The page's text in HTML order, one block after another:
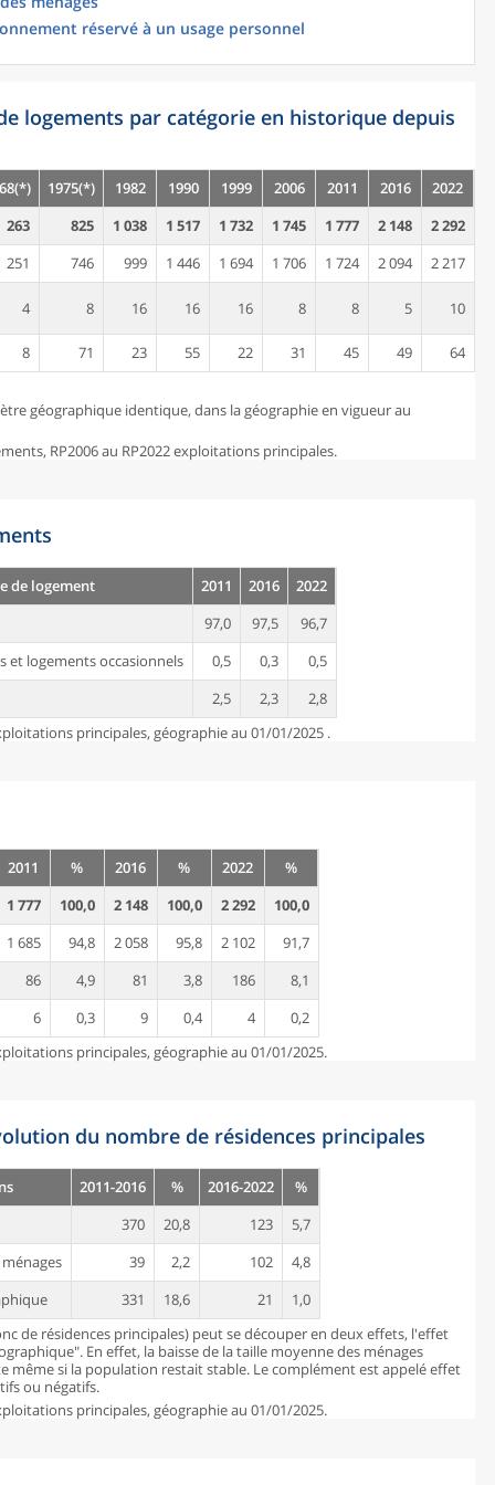
réservé à un usage personnel
logements par catégorie en historique depuis
1975(*) 1982 1990 1999 2006 2011 2016
2022
263
825 1 038 1 517 1 732 1 745 1 777 2 148
2 292
251
746 999 1 446 1 694 1 706 1 724 2 094 2 217
4 8 16 16 16 8 8 5 10
8 71 23 55 22 31 45 49 64
géographique identique, dans la géographie en vigueur au
RP2006 au RP2022 exploitations principales.
de logement 2011 2016
2022
97,0
97,5
96,7
et logements occasionnels
0,5 0,3
0,5
2,5
2,3
2,8
principales, géographie au 01/01/2025 .
2011 % 2016 % 2022
%
1 777
100,0 2 148 100,0 2 292
100,0
1 685
94,8 2 058 95,8 2 102
91,7
86
4,9 81 3,8 186
8,1
6
0,3 9 0,4 4
0,2
principales, géographie au 01/01/2025.
du nombre de résidences principales
2011-2016 % 2016-2022
%
370
20,8 123
5,7
39 2,2 102
4,8
331 18,6 21
1,0
de résidences principales) peut se découper en deux effets, l'effet
En effet, la baisse de la taille moyenne des ménages
même si la population restait stable. Le complément est appelé effet
ou négatifs.
principales, géographie au 01/01/2025.